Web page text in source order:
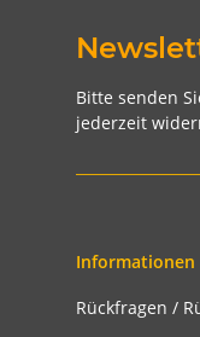
Bitte senden
jederzeit
Informationen
Rückfragen /